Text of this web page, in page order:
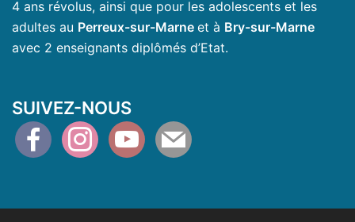
4 ans révolus, ainsi que pour les adolescents et les
adultes au Perreux-sur-Marne et à Bry-sur-Marne
avec 2 enseignants diplômés d’Etat.
SUIVEZ-NOUS
facebookinstagramyoutubemail